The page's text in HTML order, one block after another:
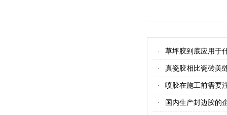
· 草坪胶到底应用于
· 真瓷胶相比瓷砖美
· 喷胶在施工前需要
· 国内生产封边胶的